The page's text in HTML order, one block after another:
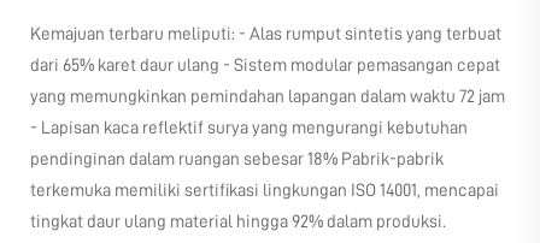
Kemajuan terbaru meliputi: - Alas rumput sintetis yang terbuat
dari 65% karet daur ulang - Sistem modular pemasangan cepat
yang memungkinkan pemindahan lapangan dalam waktu 72 jam
- Lapisan kaca reflektif surya yang mengurangi kebutuhan
pendinginan dalam ruangan sebesar 18% Pabrik-pabrik
terkemuka memiliki sertifikasi lingkungan ISO 14001, mencapai
tingkat daur ulang material hingga 92% dalam produksi.